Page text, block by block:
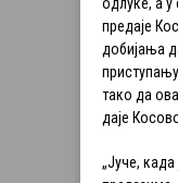
одлуке, а у
предаје
добијања
тако да
даје
„Јуче,